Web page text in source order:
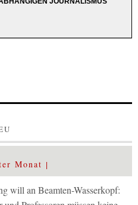
Monat
will an Beamten-Wasserkopf: